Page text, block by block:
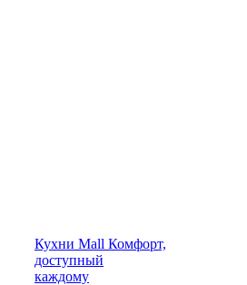
Кухни Mall Комфорт,
доступный
каждому